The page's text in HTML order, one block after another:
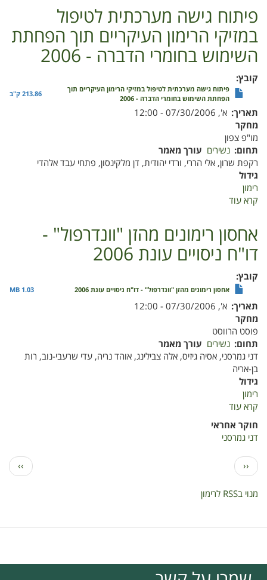
"וונדרפול"
באויר
מבוקר
עונת
2005
פיתוח גישה מערכתית לטיפול
במזיקי הרימון העיקריים תוך הפחתת
השימוש בחומרי הדברה - 2006
קובץ
פיתוח גישה מערכתית לטיפול במזיקי הרימון העיקריים תוך
הפחתת השימוש בחומרי הדברה - 2006
213.86 ק"ב
תאריך א', 07/30/2006 - 12:00
מחקר
מו"פ צפון
תחום נשירים עורך מאמר
רקפת שרון, אלי הררי, ורדי יהודית, דן מלקינסון, פתחי עבד אלהדי
גידול
רימון
קרא עוד
מערכתית
לטיפול
במזיקי
העיקריים
תוך
הפחתת
השימוש
בחומרי
הדברה
אחסון רימונים מהזן "וונדרפול" -
דו"ח ניסויים עונת 2006
קובץ
אחסון רימונים מהזן "וונדרפול" - דו"ח ניסויים עונת 2006 1.03 MB
תאריך א', 07/30/2006 - 12:00
מחקר
פוסט הרווסט
תחום נשירים עורך מאמר
דני גמרסני, אסיה גיזיס, אלה צבילינג, אוהד נריה, עדי שרעבי-נוב, רות
בן-אריה
גידול
רימון
קרא עוד
רימונים
מהזן
ניסויים
חוקר אחראי
דני גמרסני
דפדוף
הדף
הקודם
‹‹
הדף
הבא
››
מנוי בRSS לרימון